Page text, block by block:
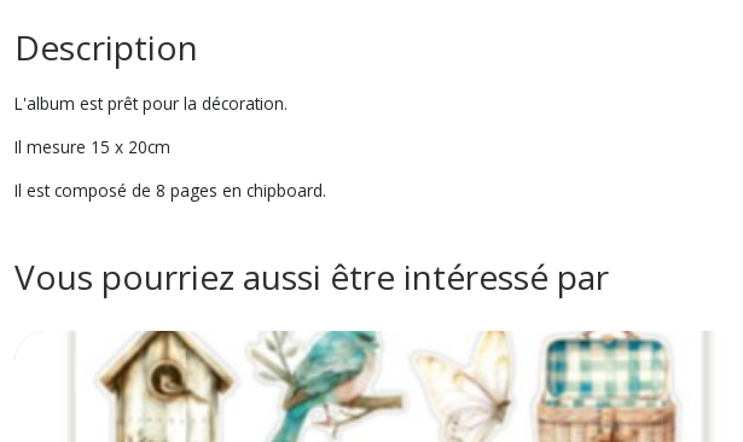
Description
L'album est prêt pour la décoration.
Il mesure 15 x 20cm
Il est composé de 8 pages en chipboard.
Vous pourriez aussi être intéressé par